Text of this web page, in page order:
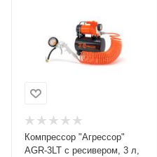
Компрессор "Агрессор"
AGR-3LT с ресивером, 3 л,